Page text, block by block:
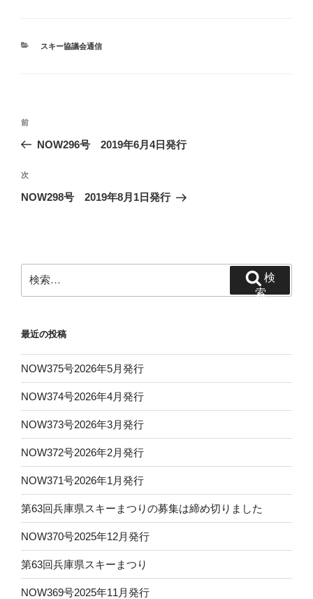
カ
スキー協議会通信
投
ナ
ビ
ゲ
ン
前
の
稿
前
NOW296号 2019年6月4日発行
次
の
次
NOW298号 2019年8月1日発行
索:
索
最近の投稿
NOW375号2026年5月発行
NOW374号2026年4月発行
NOW373号2026年3月発行
NOW372号2026年2月発行
NOW371号2026年1月発行
第63回兵庫県スキーまつりの募集は締め切りました
NOW370号2025年12月発行
第63回兵庫県スキーまつり
NOW369号2025年11月発行